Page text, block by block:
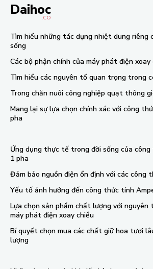
Daihoc
.CO
Tìm hiểu những tác dụng nhiệt dung riêng
sống
Các bộ phận chính của máy phát điện xoay
Tìm hiểu các nguyên tố quan trọng trong
Trong chăn nuôi công nghiệp quạt thông
Mang lại sự lựa chọn chính xác với công
pha
Ứng dụng thực tế trong đời sống của
1 pha
Đảm bảo nguồn điện ổn định với các công
Yếu tố ảnh hưởng đến công thức tính
Lựa chọn sản phẩm chất lượng với
máy phát điện xoay chiều
Bí quyết chọn mua các chất giữ hoa tươi
lượng